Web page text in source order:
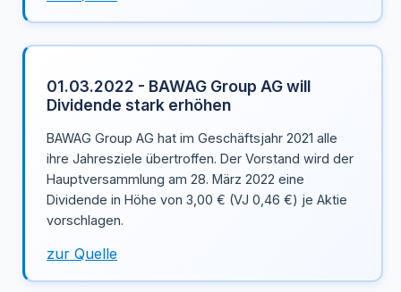
01.03.2022 - BAWAG Group AG will
Dividende stark erhöhen
BAWAG Group AG hat im Geschäftsjahr 2021 alle
ihre Jahresziele übertroffen. Der Vorstand wird der
Hauptversammlung am 28. März 2022 eine
Dividende in Höhe von 3,00 € (VJ 0,46 €) je Aktie
vorschlagen.
zur Quelle